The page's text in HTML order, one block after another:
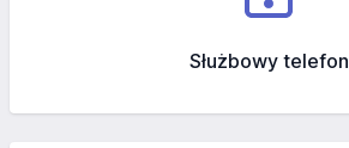
Służbowy telefon